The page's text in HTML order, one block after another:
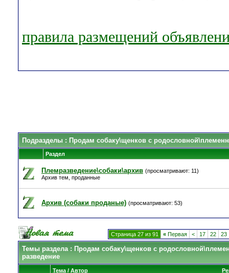
правила размещений
Подразделы : Продам собаку\щенков с
Раздел
Племразведение\собаки\архив (просматривают: 11)
Архив тем, проданные
Архив (собаки проданые) (просматривают: 53)
Страница 27 из 91 « Первая < 17 22 23
Темы раздела: Продам собаку\щенков с
разведение
Тема / Автор